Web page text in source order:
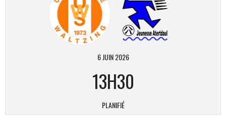
6 JUIN 2026
13H30
PLANIFIÉ